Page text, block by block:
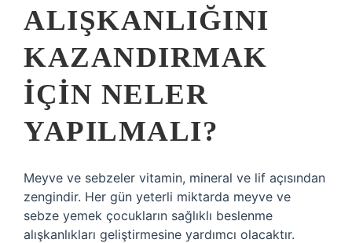
ALIŞKANLIĞINI
KAZANDIRMAK
IÇIN NELER
YAPILMALI?
Meyve ve sebzeler vitamin, mineral ve lif açısından
zengindir. Her gün yeterli miktarda meyve ve
sebze yemek çocukların sağlıklı beslenme
alışkanlıkları geliştirmesine yardımcı olacaktır.